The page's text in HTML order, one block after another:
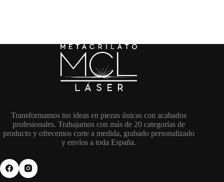
Transformamos tus ideas en piezas únicas con acabados
profesionales. Trabajamos con más de 20 categorías de
producto y ofrecemos corte a medida, grabado personalizado
y envíos a toda España.